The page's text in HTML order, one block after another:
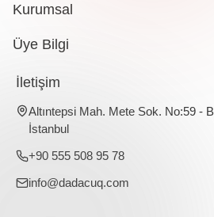
Kurumsal
Üye Bilgi
İletişim
Altıntepsi Mah. Mete Sok. No:59 -
İstanbul
+90 555 508 95 78
info@dadacuq.com